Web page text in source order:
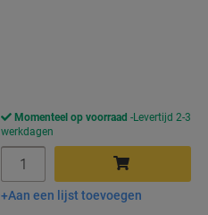
Momenteel op voorraad
Levertijd 2-3
werkdagen
In winkelwagen
Aan een lijst toevoegen